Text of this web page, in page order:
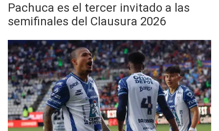
Pachuca es el tercer invitado a las
semifinales del Clausura 2026